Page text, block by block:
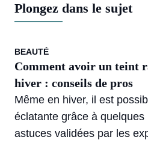
Plongez dans le sujet
BEAUTÉ
Comment avoir un teint
hiver : conseils de pros
Même en hiver, il est
éclatante grâce à
astuces validées par les